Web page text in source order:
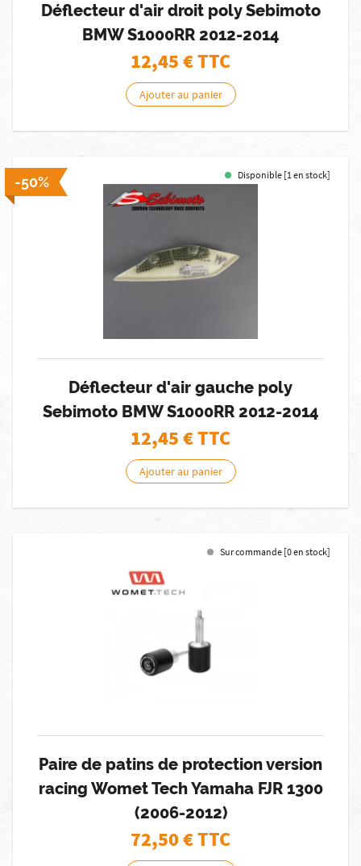
Déflecteur d'air droit poly Sebimoto
BMW S1000RR 2012-2014
12,45€ TTC
Ajouter au panier
-50% Disponible [1 en stock]
Déflecteur d'air gauche poly
Sebimoto BMW S1000RR 2012-2014
12,45€ TTC
Ajouter au panier
Sur commande [0 en stock]
Paire de patins de protection version
racing Womet Tech Yamaha FJR 1300
(2006-2012)
72,50€ TTC